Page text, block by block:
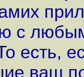
с
есть,
ваш